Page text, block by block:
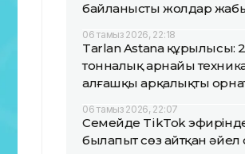
байланысты жолдар
06 тамыз 2026, 22:18
Tarlan Astana құрылысы:
тонналық арнайы
алғашқы арқалықты
06 тамыз 2026, 22:07
Семейде TikTok
былапыт сөз айтқан әйел